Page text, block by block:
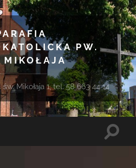
PW.
MIKOŁAJA
Mikołaja 1, tel. 58 663 44 14
Toggle